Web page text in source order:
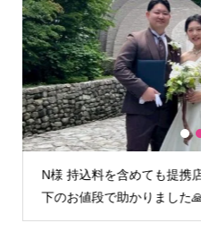
I様 初回フィッティ
してお任せすること
1